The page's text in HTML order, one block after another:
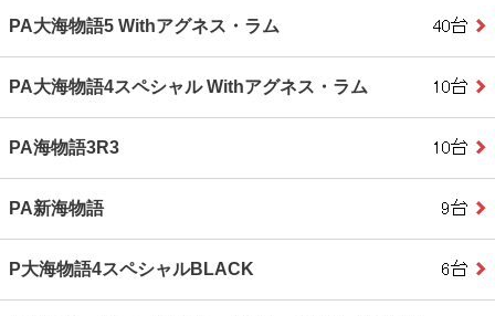
PA大海物語5 Withアグネス・ラム
PA大海物語4スペシャル Withアグネス・ラム
PA海物語3R3
PA新海物語
P大海物語4スペシャルBLACK